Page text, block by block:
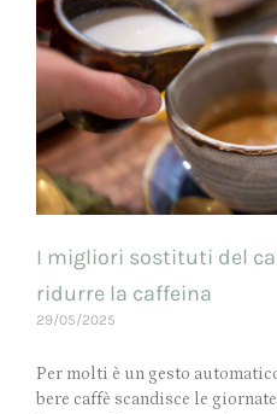
I migliori sostituti del
ridurre la caffeina
29/05/2025
Per molti è un gesto
bere caffè scandisce le